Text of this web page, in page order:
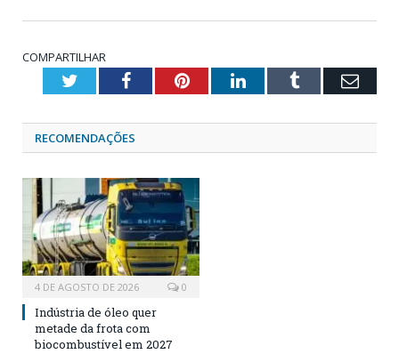
COMPARTILHAR
TwitterFacebookPinterestLinkedInTumblr
RECOMENDAÇÕES
4 DE AGOSTO DE 2026 0
Indústria de óleo quer
metade da frota com
biocombustível em 2027